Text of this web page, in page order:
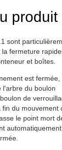
produit
sont
fermeture
et boîtes.
est fermée,
l'arbre du boulon
de
du mouvement
le point mort